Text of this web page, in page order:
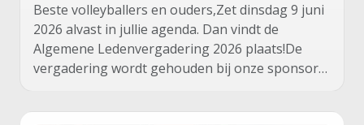
Beste volleyballers en ouders,Zet dinsdag 9 juni
2026 alvast in jullie agenda. Dan vindt de
Algemene Ledenvergadering 2026 plaats!De
vergadering wordt gehouden bij onze sponsor…